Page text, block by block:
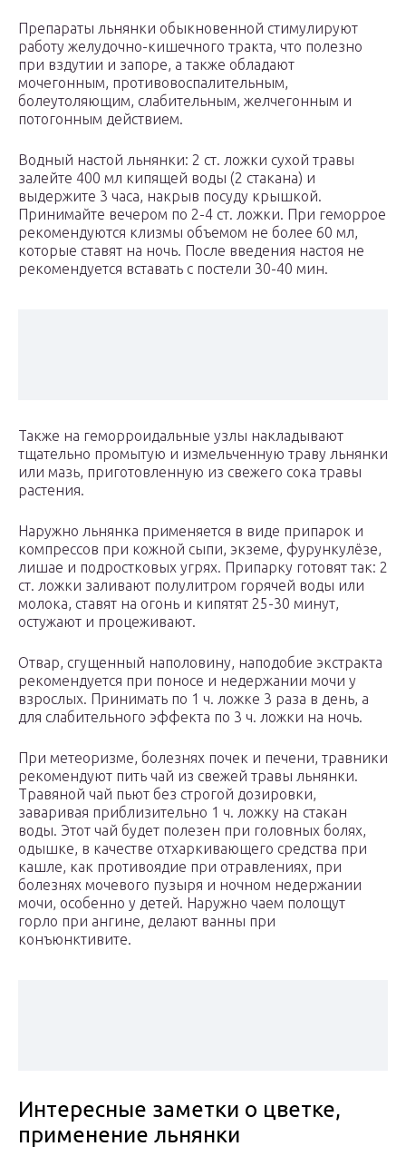
Препараты льнянки обыкновенной стимулируют
работу желудочно-кишечного тракта, что полезно
при вздутии и запоре, а также обладают
мочегонным, противовоспалительным,
болеутоляющим, слабительным, желчегонным и
потогонным действием.
Водный настой льнянки: 2 ст. ложки сухой травы
залейте 400 мл кипящей воды (2 стакана) и
выдержите 3 часа, накрыв посуду крышкой.
Принимайте вечером по 2-4 ст. ложки. При геморрое
рекомендуются клизмы объемом не более 60 мл,
которые ставят на ночь. После введения настоя не
рекомендуется вставать с постели 30-40 мин.
Также на геморроидальные узлы накладывают
тщательно промытую и измельченную траву льнянки
или мазь, приготовленную из свежего сока травы
растения.
Наружно льнянка применяется в виде припарок и
компрессов при кожной сыпи, экземе, фурункулёзе,
лишае и подростковых угрях. Припарку готовят так: 2
ст. ложки заливают полулитром горячей воды или
молока, ставят на огонь и кипятят 25-30 минут,
остужают и процеживают.
Отвар, сгущенный наполовину, наподобие экстракта
рекомендуется при поносе и недержании мочи у
взрослых. Принимать по 1 ч. ложке 3 раза в день, а
для слабительного эффекта по 3 ч. ложки на ночь.
При метеоризме, болезнях почек и печени, травники
рекомендуют пить чай из свежей травы льнянки.
Травяной чай пьют без строгой дозировки,
заваривая приблизительно 1 ч. ложку на стакан
воды. Этот чай будет полезен при головных болях,
одышке, в качестве отхаркивающего средства при
кашле, как противоядие при отравлениях, при
болезнях мочевого пузыря и ночном недержании
мочи, особенно у детей. Наружно чаем полощут
горло при ангине, делают ванны при
конъюнктивите.
Интересные заметки о цветке,
применение льнянки